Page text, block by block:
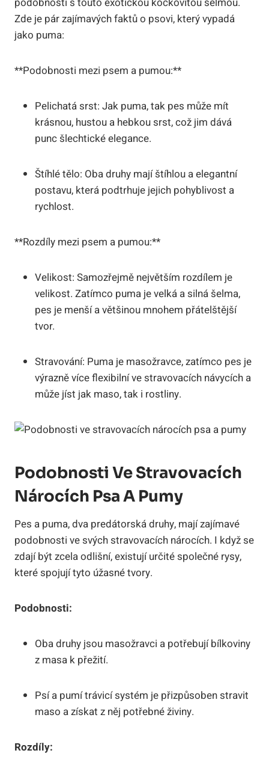
Zde je pár zajímavých faktů o psovi, který vypadá
jako puma:
**Podobnosti mezi psem a pumou:**
Pelichatá srst: Jak puma, tak pes může mít
krásnou, hustou a hebkou srst, což jim dává
punc šlechtické elegance.
Štíhlé tělo: Oba druhy mají štíhlou a elegantní
postavu, která podtrhuje jejich pohyblivost a
rychlost.
**Rozdíly mezi psem a pumou:**
Velikost: Samozřejmě největším rozdílem je
velikost. Zatímco puma je velká a silná šelma,
pes je menší a většinou mnohem přátelštější
tvor.
Stravování: Puma je masožravce, zatímco pes je
výrazně více flexibilní ve stravovacích návycích a
může jíst jak maso, tak i rostliny.
Podobnosti Ve Stravovacích
Nárocích Psa A Pumy
Pes a puma, dva predátorská druhy, mají zajímavé
podobnosti ve svých stravovacích nárocích. I když se
zdají být zcela odlišní, existují určité společné rysy,
které spojují tyto úžasné tvory.
Podobnosti:
Oba druhy jsou masožravci a potřebují bílkoviny
z masa k přežití.
Psí a pumí trávicí systém je přizpůsoben stravit
maso a získat z něj potřebné živiny.
Rozdíly: